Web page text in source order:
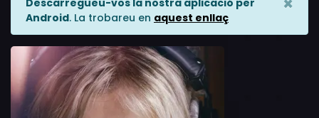
Descarregueu-vos la nostra aplicació per
Android. La trobareu en aquest enllaç